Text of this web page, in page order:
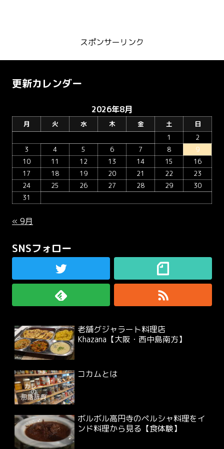
スポンサーリンク
更新カレンダー
2026年8月
月 火 水 木 金 土
日
1
2
3
4 5 6 7 8
9
10
11 12 13 14 15
16
17
18 19 20 21 22
23
24
25 26 27 28 29
30
31
« 9月
SNSフォロー
老舗グジャラート料理店
Khazana【大阪・西中島南方】
コカムとは
ボルボル高円寺のペルシャ料理をイ
ンド料理から見る【食体験】